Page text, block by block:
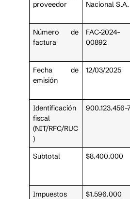
proveedor
Nacional S.A.
Número de
factura
FAC-2024-
00892
Fecha de
emisión
12/03/2025
Identificación
fiscal
(NIT/RFC/RUC
)
900.123.456-
Subtotal $8.400.000
Impuestos
$1.596.000